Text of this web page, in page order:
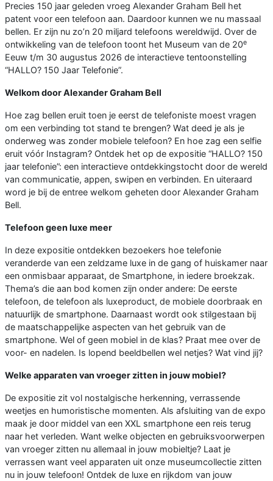
Precies 150 jaar geleden vroeg Alexander Graham Bell het
patent voor een telefoon aan. Daardoor kunnen we nu massaal
bellen. Er zijn nu zo’n 20 miljard telefoons wereldwijd. Over de
ontwikkeling van de telefoon toont het Museum van de 20e
Eeuw t/m 30 augustus 2026 de interactieve tentoonstelling
“HALLO? 150 Jaar Telefonie”.
Welkom door Alexander Graham Bell
Hoe zag bellen eruit toen je eerst de telefoniste moest vragen
om een verbinding tot stand te brengen? Wat deed je als je
onderweg was zonder mobiele telefoon? En hoe zag een selfie
eruit vóór Instagram? Ontdek het op de expositie “HALLO? 150
jaar telefonie”: een interactieve ontdekkingstocht door de wereld
van communicatie, appen, swipen en verbinden. En uiteraard
word je bij de entree welkom geheten door Alexander Graham
Bell.
Telefoon geen luxe meer
In deze expositie ontdekken bezoekers hoe telefonie
veranderde van een zeldzame luxe in de gang of huiskamer naar
een onmisbaar apparaat, de Smartphone, in iedere broekzak.
Thema’s die aan bod komen zijn onder andere: De eerste
telefoon, de telefoon als luxeproduct, de mobiele doorbraak en
natuurlijk de smartphone. Daarnaast wordt ook stilgestaan bij
de maatschappelijke aspecten van het gebruik van de
smartphone. Wel of geen mobiel in de klas? Praat mee over de
voor- en nadelen. Is lopend beeldbellen wel netjes? Wat vind jij?
Welke apparaten van vroeger zitten in jouw mobiel?
De expositie zit vol nostalgische herkenning, verrassende
weetjes en humoristische momenten. Als afsluiting van de expo
maak je door middel van een XXL smartphone een reis terug
naar het verleden. Want welke objecten en gebruiksvoorwerpen
van vroeger zitten nu allemaal in jouw mobieltje? Laat je
verrassen want veel apparaten uit onze museumcollectie zitten
nu in jouw telefoon! Ontdek de luxe en rijkdom van jouw